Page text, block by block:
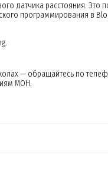
датчика расстояния. Это
программирования в
— обращайтесь по
МОН.